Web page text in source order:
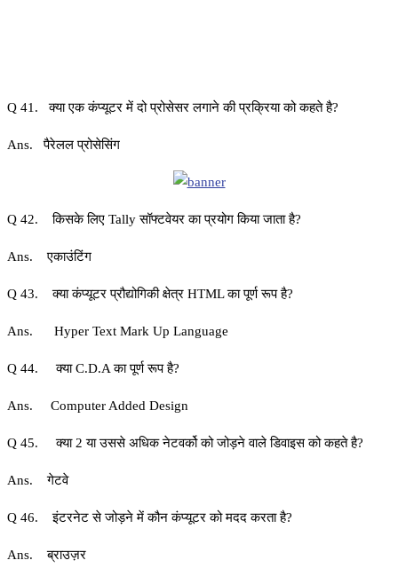
Q 41. क्या एक कंप्यूटर में दो प्रोसेसर लगाने की प्रक्रिया को कहते है?
Ans. पैरेलल प्रोसेसिंग
Q 42. किसके लिए Tally सॉफ्टवेयर का प्रयोग किया जाता है?
Ans. एकाउंटिंग
Q 43. क्या कंप्यूटर प्रौद्योगिकी क्षेत्र HTML का पूर्ण रूप है?
Ans. Hyper Text Mark Up Language
Q 44. क्या C.D.A का पूर्ण रूप है?
Ans. Computer Added Design
Q 45. क्या 2 या उससे अधिक नेटवर्को को जोड़ने वाले डिवाइस को कहते है?
Ans. गेटवे
Q 46. इंटरनेट से जोड़ने में कौन कंप्यूटर को मदद करता है?
Ans. ब्राउज़र